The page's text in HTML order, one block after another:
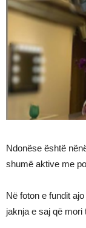
Ndonëse është
shumë aktive me
Në foton e fundit
jaknja e saj që mori